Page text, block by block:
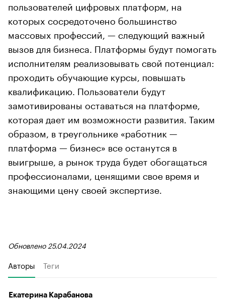
пользователей цифровых платформ, на
которых сосредоточено большинство
массовых профессий, — следующий важный
вызов для бизнеса. Платформы будут помогать
исполнителям реализовывать свой потенциал:
проходить обучающие курсы, повышать
квалификацию. Пользователи будут
замотивированы оставаться на платформе,
которая дает им возможности развития. Таким
образом, в треугольнике «работник —
платформа — бизнес» все останутся в
выигрыше, а рынок труда будет обогащаться
профессионалами, ценящими свое время и
знающими цену своей экспертизе.
Обновлено 25.04.2024
Авторы Теги
Екатерина Карабанова